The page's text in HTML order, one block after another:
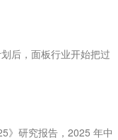
后，面板行业开始把过
》研究报告，2025 年中